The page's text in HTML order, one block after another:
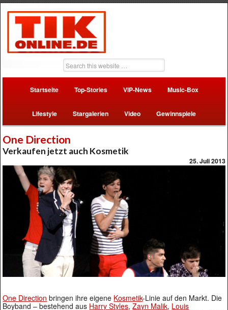
Startseite Top-Stories VIP-News Music-Box
Lifestyle Stargalerien Video Gewinnspiele
One Direction
Verkaufen jetzt auch Kosmetik
25. Juli 2013
One Direction bringen ihre eigene Kosmetik-Linie auf den Markt. Die
Boyband – bestehend aus Harry Styles,Zayn Malik, Louis